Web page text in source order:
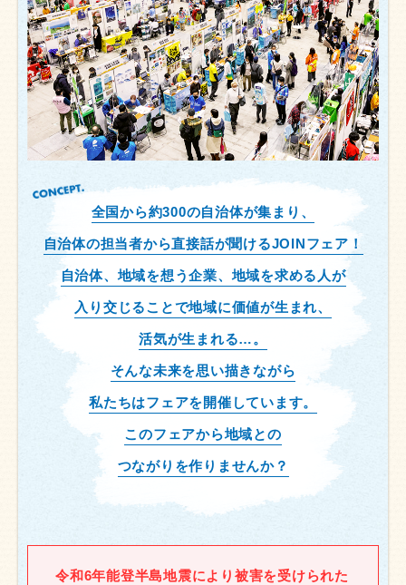
CONCEPT.全国から約300の自治体が集まり、
自治体の担当者から直接話が聞けるJOINフェア！
自治体、地域を想う企業、地域を求める人が
入り交じることで地域に価値が生まれ、
活気が生まれる…。
そんな未来を思い描きながら
私たちはフェアを開催しています。
このフェアから地域との
つながりを作りませんか？
令和6年能登半島地震により被害を受けられた